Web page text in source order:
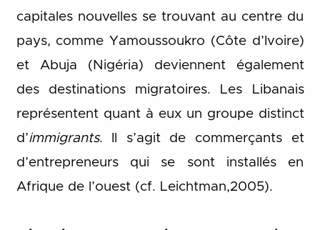
capitales nouvelles se trouvant au centre du
pays, comme Yamoussoukro (Côte d’Ivoire)
et Abuja (Nigéria) deviennent également
des destinations migratoires. Les Libanais
représentent quant à eux un groupe distinct
d’immigrants. Il s’agit de commerçants et
d’entrepreneurs qui se sont installés en
Afrique de l’ouest (cf. Leichtman,2005).